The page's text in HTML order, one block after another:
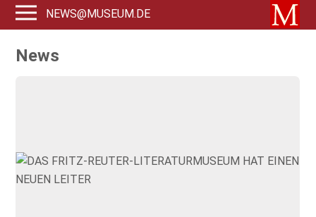
NEWS@MUSEUM.DE
News